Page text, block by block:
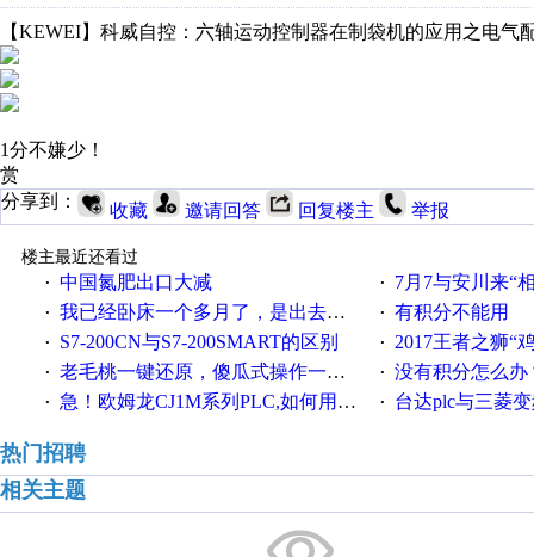
【KEWEI】科威自控：六轴运动控制器在制袋机的应用之电气
1分不嫌少！
赏
分享到：
收藏 邀请回答 回复楼主 举报
楼主最近还看过
· 中国氮肥出口大减 · 7月7与安川来“
· 我已经卧床一个多月了，是出去安装机械手在高速遭遇车祸所致:大家工作都要特别注意啊 · 有积分不能用
· S7-200CN与S7-200SMART的区别 · 2017王者之狮“鸡”情签到
· 老毛桃一键还原，傻瓜式操作一键轻松备份还原；程序为向导式安装，一键即可实现自动备份或还原系统。 · 没有积分怎么办
· 急！欧姆龙CJ1M系列PLC,如何用时间控制变频器。要求时间在组态王中可以自由输入！拜托各位大神了！ · 台达plc与三菱
热门招聘
相关主题